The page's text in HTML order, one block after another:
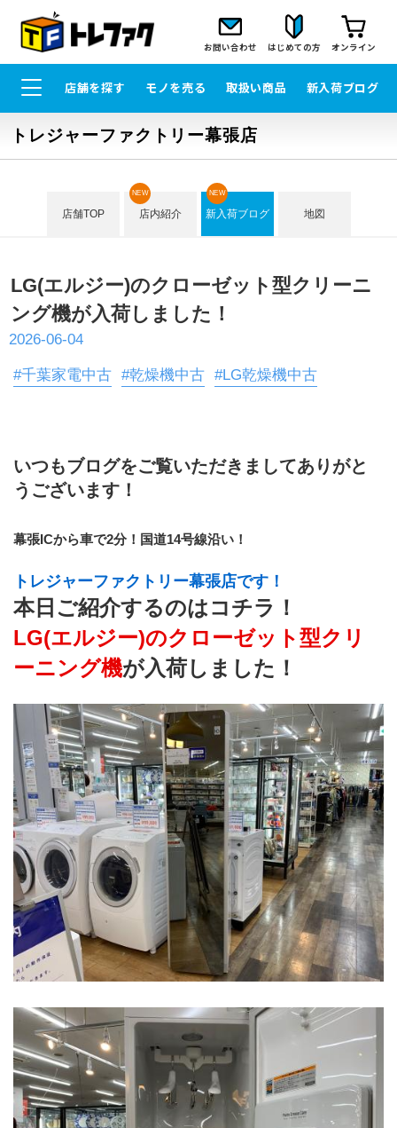
お問い合わせ はじめての方 オンライン
店舗を探す モノを売る 取扱い商品 新入荷ブログ
トレジャーファクトリー幕張店
店舗TOP 店内紹介
NEW
新入荷ブログ
NEW
地図
LG(エルジー)のクローゼット型クリーニ
ング機が入荷しました！
2026-06-04
#千葉家電中古 #乾燥機中古 #LG乾燥機中古
いつもブログをご覧いただきましてありがと
うございます！
幕張ICから車で2分！国道14号線沿い！
トレジャーファクトリー幕張店です！
本日ご紹介するのはコチラ！
LG(エルジー)のクローゼット型クリ
ーニング機が入荷しました！